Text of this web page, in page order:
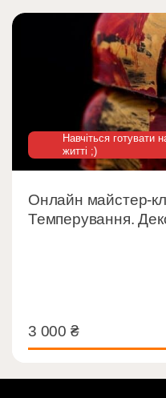
Навчіться готувати
житті ;)
Онлайн майстер-
Темперування.
3 000 ₴